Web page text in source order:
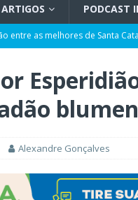
ARTIGOS PODCAST
entre as melhores de Santa
quarta-feira, dia 12:
da Unidade de
da Computação a partir de
ao Senado será do partido
Alexandre Gonçalves